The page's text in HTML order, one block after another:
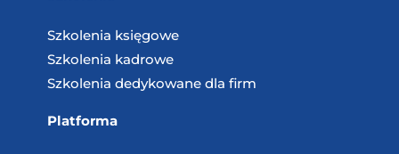
Szkolenia księgowe
Szkolenia kadrowe
Szkolenia dedykowane dla firm
Platforma